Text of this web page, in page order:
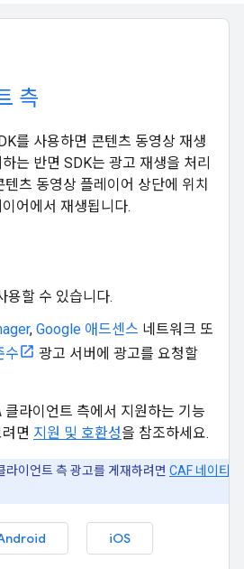
측
를 사용하면 콘텐츠 동영상 재생
는 반면 SDK는 광고 재생을 처리
츠 동영상 플레이어 상단에 위치
어에서 재생됩니다.
용할 수 있습니다.
, Google 애드센스 네트워크 또
수
광고 서버에 광고를 요청할
라이언트 측에서 지원하는 기능
면 지원 및 호환성을 참조하세요.
이언트 측 광고를 게재하려면 CAF 네이티브
iOS